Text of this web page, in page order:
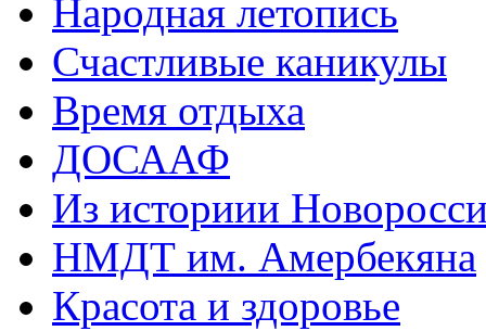
Народная летопись
Счастливые каникулы
Время отдыха
ДОСААФ
Из историии
НМДТ им. Амербекяна
Красота и здоровье